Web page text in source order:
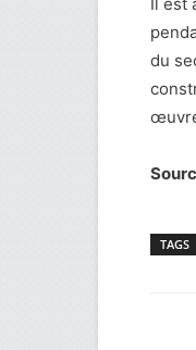
du
TAGS